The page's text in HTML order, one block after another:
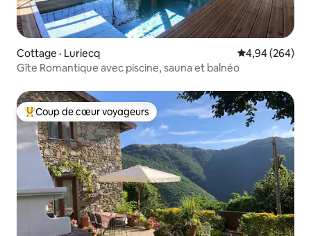
Cottage · Luriecq Note
4,94 (264)
Gîte Romantique avec piscine, sauna et balnéo
Coup de cœur voyageurs parmi les plus aimés
Coup de cœur voyageurs